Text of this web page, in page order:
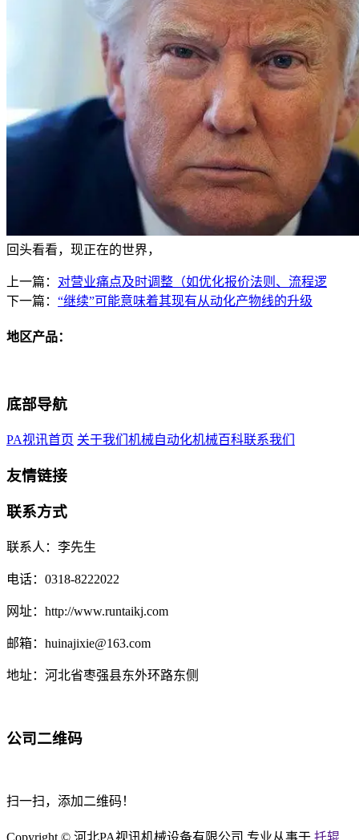
回头看看，现正在的世界，
上一篇： 对营业痛点及时调整（如优化报价法则、流程逻
下一篇： “继续”可能意味着其现有从动化产物线的升级
地区产品：
底部导航
PA视讯首页 关于我们 机械自动化机械百科联系我们
友情链接
联系方式
联系人：李先生
电话：0318-8222022
网址：http://www.runtaikj.com
邮箱：huinajixie@163.com
地址：河北省枣强县东外环路东侧
公司二维码
扫一扫，添加二维码！